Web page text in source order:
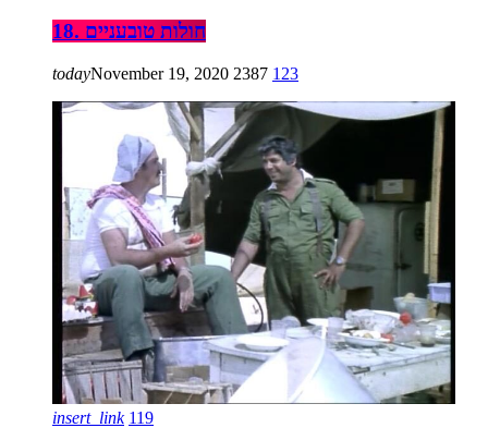
18. חולות טובעניים
todayNovember 19, 2020 2387 123
insert_link 119